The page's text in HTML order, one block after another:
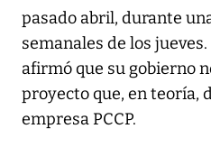
pasado abril, durante
semanales de los
afirmó que su gobierno
proyecto que, en teoría,
empresa PCCP.